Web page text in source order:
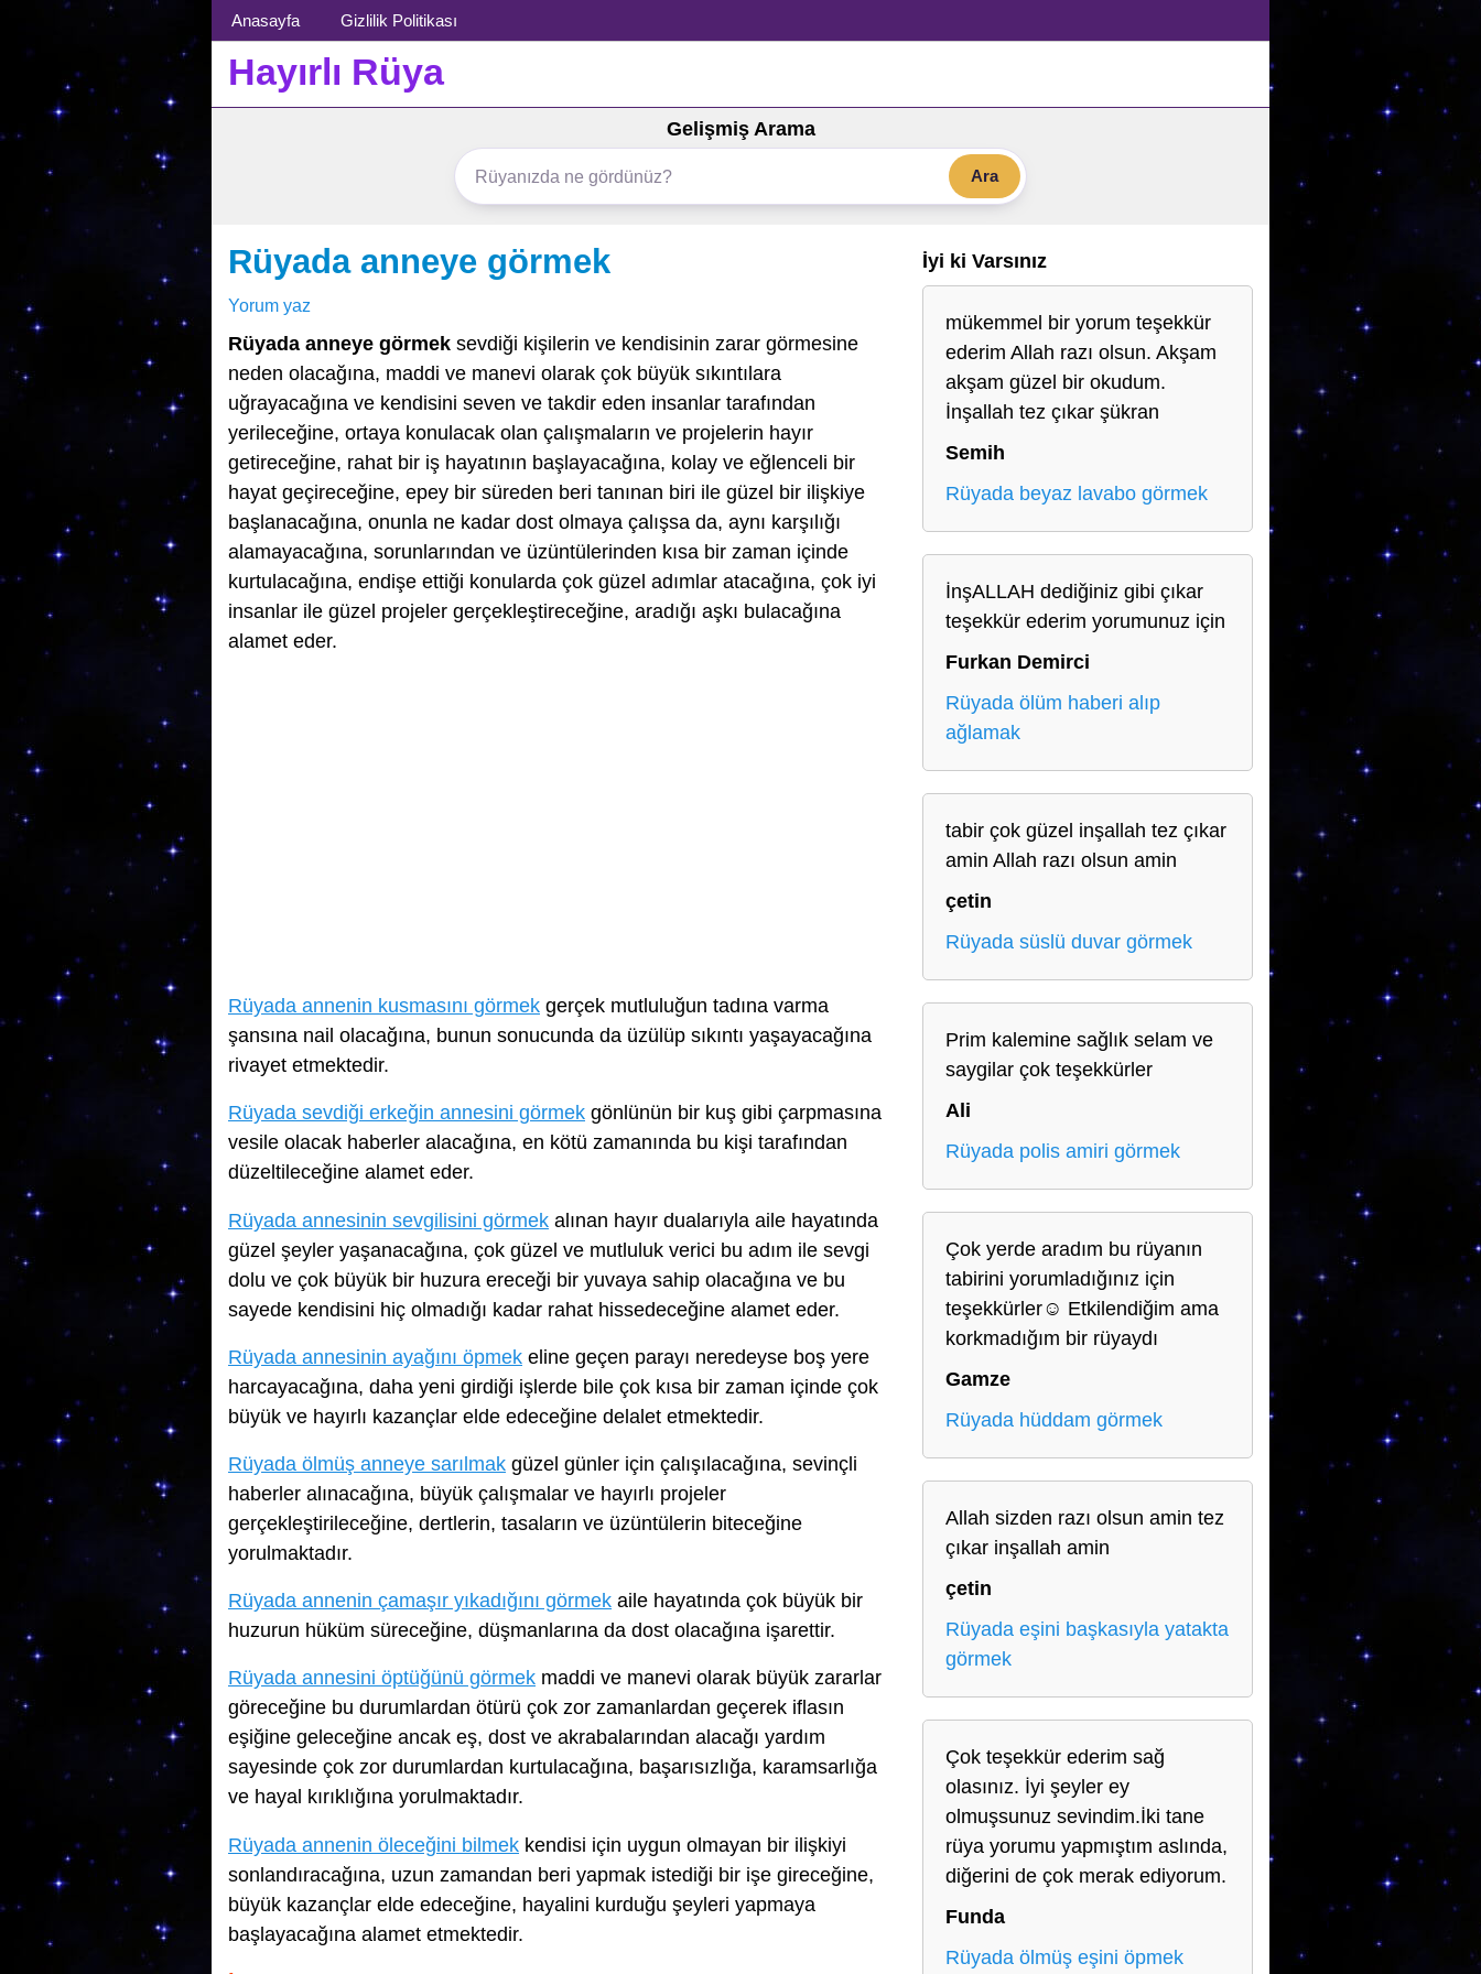
Menü
Anasayfa Gizlilik Politikası
Hayırlı Rüya
Gelişmiş Arama
Ara
Rüyada anneye görmek
Yorum yaz
Rüyada anneye görmek sevdiği kişilerin ve kendisinin zarar görmesine
neden olacağına, maddi ve manevi olarak çok büyük sıkıntılara
uğrayacağına ve kendisini seven ve takdir eden insanlar tarafından
yerileceğine, ortaya konulacak olan çalışmaların ve projelerin hayır
getireceğine, rahat bir iş hayatının başlayacağına, kolay ve eğlenceli bir
hayat geçireceğine, epey bir süreden beri tanınan biri ile güzel bir ilişkiye
başlanacağına, onunla ne kadar dost olmaya çalışsa da, aynı karşılığı
alamayacağına, sorunlarından ve üzüntülerinden kısa bir zaman içinde
kurtulacağına, endişe ettiği konularda çok güzel adımlar atacağına, çok iyi
insanlar ile güzel projeler gerçekleştireceğine, aradığı aşkı bulacağına
alamet eder.
Rüyada annenin kusmasını görmek gerçek mutluluğun tadına varma
şansına nail olacağına, bunun sonucunda da üzülüp sıkıntı yaşayacağına
rivayet etmektedir.
Rüyada sevdiği erkeğin annesini görmek gönlünün bir kuş gibi çarpmasına
vesile olacak haberler alacağına, en kötü zamanında bu kişi tarafından
düzeltileceğine alamet eder.
Rüyada annesinin sevgilisini görmek alınan hayır dualarıyla aile hayatında
güzel şeyler yaşanacağına, çok güzel ve mutluluk verici bu adım ile sevgi
dolu ve çok büyük bir huzura ereceği bir yuvaya sahip olacağına ve bu
sayede kendisini hiç olmadığı kadar rahat hissedeceğine alamet eder.
Rüyada annesinin ayağını öpmek eline geçen parayı neredeyse boş yere
harcayacağına, daha yeni girdiği işlerde bile çok kısa bir zaman içinde çok
büyük ve hayırlı kazançlar elde edeceğine delalet etmektedir.
Rüyada ölmüş anneye sarılmak güzel günler için çalışılacağına, sevinçli
haberler alınacağına, büyük çalışmalar ve hayırlı projeler
gerçekleştirileceğine, dertlerin, tasaların ve üzüntülerin biteceğine
yorulmaktadır.
Rüyada annenin çamaşır yıkadığını görmek aile hayatında çok büyük bir
huzurun hüküm süreceğine, düşmanlarına da dost olacağına işarettir.
Rüyada annesini öptüğünü görmek maddi ve manevi olarak büyük zararlar
göreceğine bu durumlardan ötürü çok zor zamanlardan geçerek iflasın
eşiğine geleceğine ancak eş, dost ve akrabalarından alacağı yardım
sayesinde çok zor durumlardan kurtulacağına, başarısızlığa, karamsarlığa
ve hayal kırıklığına yorulmaktadır.
Rüyada annenin öleceğini bilmek kendisi için uygun olmayan bir ilişkiyi
sonlandıracağına, uzun zamandan beri yapmak istediği bir işe gireceğine,
büyük kazançlar elde edeceğine, hayalini kurduğu şeyleri yapmaya
başlayacağına alamet etmektedir.
İyi ki Varsınız
mükemmel bir yorum teşekkür
ederim Allah razı olsun. Akşam
akşam güzel bir okudum.
İnşallah tez çıkar şükran
Semih
Rüyada beyaz lavabo görmek
İnşALLAH dediğiniz gibi çıkar
teşekkür ederim yorumunuz için
Furkan Demirci
Rüyada ölüm haberi alıp
ağlamak
tabir çok güzel inşallah tez çıkar
amin Allah razı olsun amin
çetin
Rüyada süslü duvar görmek
Prim kalemine sağlık selam ve
saygilar çok teşekkürler
Ali
Rüyada polis amiri görmek
Çok yerde aradım bu rüyanın
tabirini yorumladığınız için
teşekkürler☺️ Etkilendiğim ama
korkmadığım bir rüyaydı
Gamze
Rüyada hüddam görmek
Allah sizden razı olsun amin tez
çıkar inşallah amin
çetin
Rüyada eşini başkasıyla yatakta
görmek
Çok teşekkür ederim sağ
olasınız. İyi şeyler ey
olmuşsunuz sevindim.İki tane
rüya yorumu yapmıştım aslında,
diğerini de çok merak ediyorum.
Funda
Rüyada ölmüş eşini öpmek